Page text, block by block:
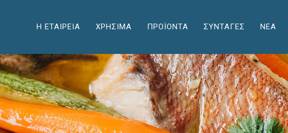
Η ΕΤΑΙΡΕΙΑ ΧΡΗΣΙΜΑ ΠΡΟΪΟΝΤΑ ΣΥΝΤΑΓΕΣ ΝΕΑ